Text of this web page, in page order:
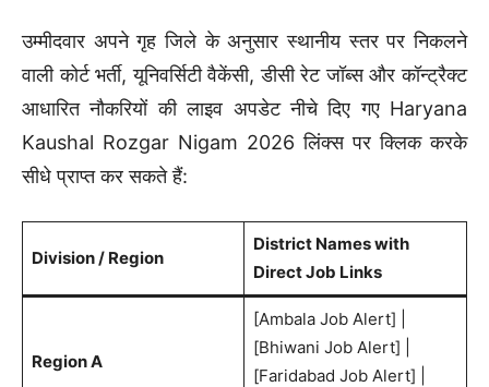
उम्मीदवार अपने गृह जिले के अनुसार स्थानीय स्तर पर निकलने
वाली कोर्ट भर्ती, यूनिवर्सिटी वैकेंसी, डीसी रेट जॉब्स और कॉन्ट्रैक्ट
आधारित नौकरियों की लाइव अपडेट नीचे दिए गए Haryana
Kaushal Rozgar Nigam 2026 लिंक्स पर क्लिक करके
सीधे प्राप्त कर सकते हैं:
Division / Region
District Names with
Direct Job Links
Region A
[Ambala Job Alert] |
[Bhiwani Job Alert] |
[Faridabad Job Alert] |